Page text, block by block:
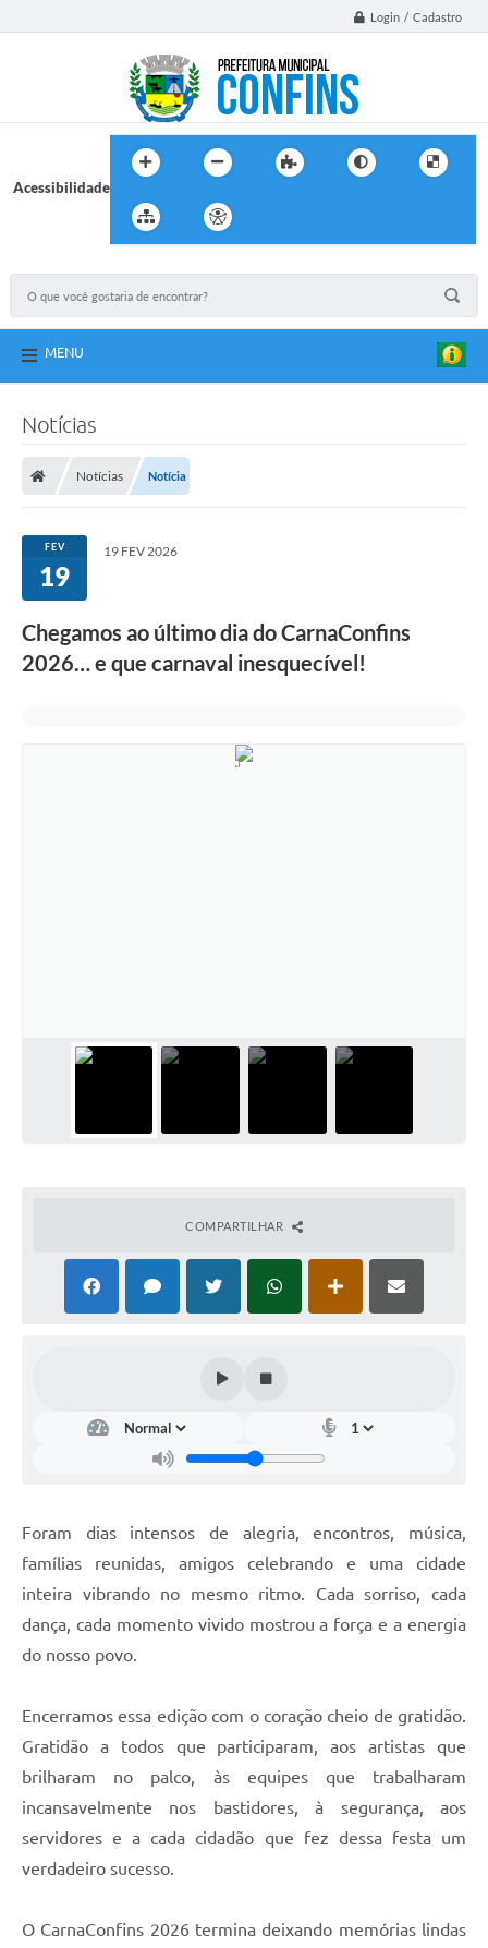
Login / Cadastro
Acessibilidade
MENU
Notícias
Notícias Notícia
FEV
19
19 FEV 2026
Chegamos ao último dia do CarnaConfins
2026… e que carnaval inesquecível!
COMPARTILHAR
Foram dias intensos de alegria, encontros, música,
famílias reunidas, amigos celebrando e uma cidade
inteira vibrando no mesmo ritmo. Cada sorriso, cada
dança, cada momento vivido mostrou a força e a energia
do nosso povo.
Encerramos essa edição com o coração cheio de gratidão.
Gratidão a todos que participaram, aos artistas que
brilharam no palco, às equipes que trabalharam
incansavelmente nos bastidores, à segurança, aos
servidores e a cada cidadão que fez dessa festa um
verdadeiro sucesso.
O CarnaConfins 2026 termina deixando memórias lindas